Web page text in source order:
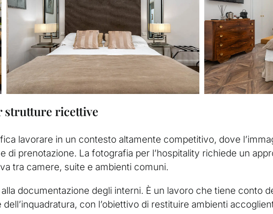
strutture ricettive
lavorare in un contesto altamente competitivo, dove
di prenotazione. La fotografia per l’hospitality richiede un
tra camere, suite e ambienti comuni.
documentazione degli interni. È un lavoro che tiene conto
con l’obiettivo di restituire ambienti